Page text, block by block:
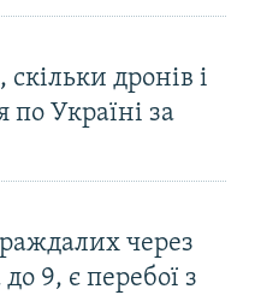
дронів і
по Україні за
через
9, є перебої з